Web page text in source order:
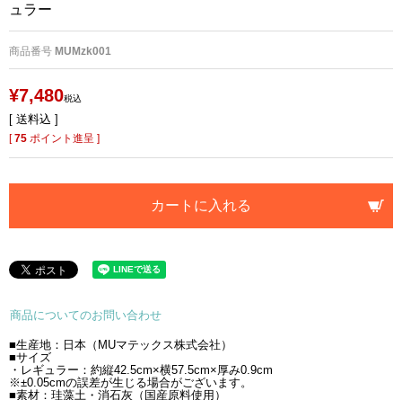
ュラー
商品番号 MUMzk001
¥7,480税込
送料込
[75 ポイント進呈 ]
カートに入れる
商品についてのお問い合わせ
■生産地：日本（MUマテックス株式会社）
■サイズ
・レギュラー：約縦42.5cm×横57.5cm×厚み0.9cm
※±0.05cmの誤差が生じる場合がございます。
■素材：珪藻土・消石灰（国産原料使用）